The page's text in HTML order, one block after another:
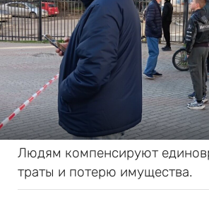
Людям компенсируют
траты и потерю имущества.